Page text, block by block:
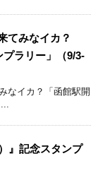
てみなイカ？
プラリー」（9/3-
なイカ？「函館駅開
』記念スタンプ